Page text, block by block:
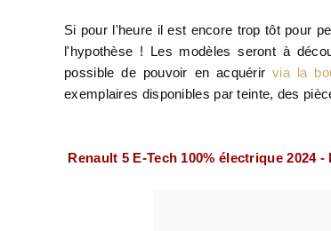
Si pour l'heure il est encore trop tôt pour
l'hypothèse ! Les modèles seront à
possible de pouvoir en acquérirvia la
exemplaires disponibles par teinte, des
Renault 5 E-Tech 100% électrique 2024 -